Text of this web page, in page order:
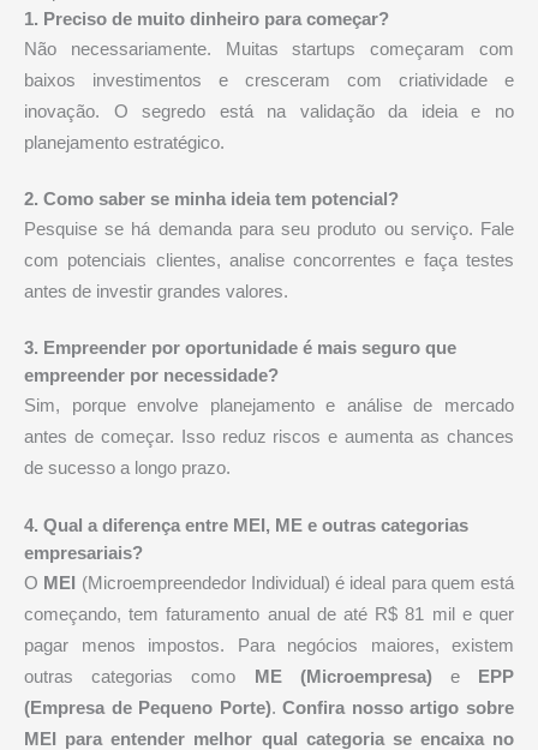
1. Preciso de muito dinheiro para começar?
Não necessariamente. Muitas startups começaram com
baixos investimentos e cresceram com criatividade e
inovação. O segredo está na validação da ideia e no
planejamento estratégico.
2. Como saber se minha ideia tem potencial?
Pesquise se há demanda para seu produto ou serviço. Fale
com potenciais clientes, analise concorrentes e faça testes
antes de investir grandes valores.
3. Empreender por oportunidade é mais seguro que
empreender por necessidade?
Sim, porque envolve planejamento e análise de mercado
antes de começar. Isso reduz riscos e aumenta as chances
de sucesso a longo prazo.
4. Qual a diferença entre MEI, ME e outras categorias
empresariais?
O MEI (Microempreendedor Individual) é ideal para quem está
começando, tem faturamento anual de até R$ 81 mil e quer
pagar menos impostos. Para negócios maiores, existem
outras categorias como ME (Microempresa)e EPP
(Empresa de Pequeno Porte).Confira nosso artigo sobre
MEI para entender melhor qual categoria se encaixa no